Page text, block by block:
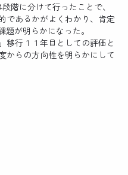
階に分けて行ったことで、
であるかがよくわかり、肯定
が明らかになった。
移行１１年目としての評価と
からの方向性を明らかにして